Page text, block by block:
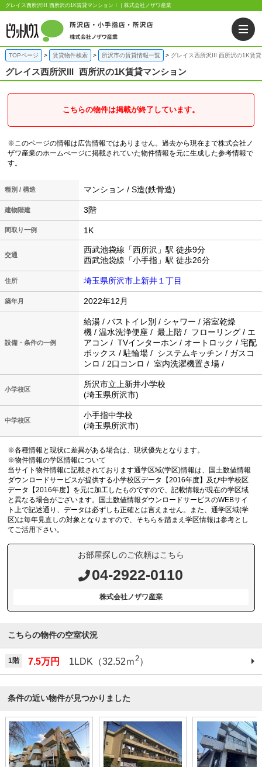
グレイス西所沢III 西所沢の1K賃貸マンション！｜株式会社ノザワ産業
TOPページ 賃貸物件検索 所沢市の賃貸情報一覧 グレイス西所沢III 西所沢の1K賃
グレイス西所沢III 西所沢の1K賃貸マンション
こちらの物件は掲載が終了しています。
※このページの情報は広告情報ではありません。過去から現在まで株式会社ノ
ザワ産業のホームぺージに掲載されていた物件情報を元に生成した参考情報で
す。
種別 / 構造 マンション / S造(鉄骨造)
建物階建 3階
間取り一例 1K
交通
西武池袋線「西所沢」駅 徒歩9分
西武池袋線「小手指」駅 徒歩26分
住所 埼玉県所沢市上新井１丁目
築年月 2022年12月
設備・条件の一例
給湯 / バストイレ別 / シャワー / 浴室乾燥
機 / 温水洗浄便座 / 最上階 / フローリング / エ
アコン / TVインターホン / オートロック / 宅配
ボックス / 駐輪場 / システムキッチン / ガスコ
ンロ / 2口コンロ / 室内洗濯機置き場 /
小学校区
所沢市立上新井小学校
(埼玉県所沢市)
中学校区
小手指中学校
(埼玉県所沢市)
※各種情報と現状に差異がある場合は、現状優先となります。
※物件情報の学区情報について
当サイト物件情報に記載されております通学区域(学区)情報は、国土数値情報
ダウンロードサービスが提供する小学校区データ【2016年度】及び中学校区
データ【2016年度】を元に加工したものですので、記載情報が現在の学区域
と異なる場合がございます。国土数値情報ダウンロードサービスのWEBサイ
ト上で記述通り、データは必ずしも正確とは言えません。また、通学区域(学
区)は毎年見直しの対象となりますので、そちらを踏まえ学区情報は参考とし
てご活用下さい。
お部屋探しのご依頼はこちら
04-2922-0110
株式会社ノザワ産業
こちらの物件の空室状況
1階 7.5万円 1LDK（32.52ｍ2）
条件の近い物件が見つかりました